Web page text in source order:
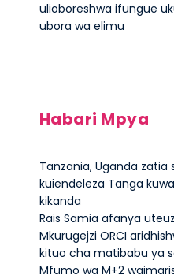
ulioboreshwa ifungue
ubora wa elimu
Habari Mpya
Tanzania, Uganda
kuiendeleza Tanga
kikanda
Rais Samia afanya
Mkurugejzi ORCI
kituo cha matibabu ya
Mfumo wa M+2